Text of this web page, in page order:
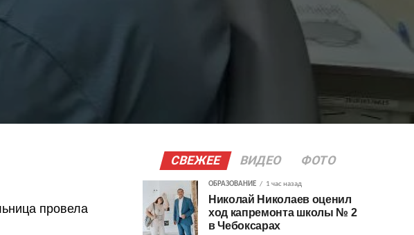
провела
СВЕЖЕЕ ВИДЕО ФОТО
ОБРАЗОВАНИЕ 1 час назад
Николай Николаев оценил
ход капремонта школы № 2
в Чебоксарах